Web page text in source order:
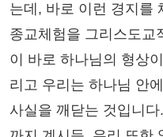
는데, 바로 이런 경지를
종교체험을 그리스도교
이 바로 하나님의 형상
리고 우리는 하나님 안
사실을 깨닫는 것입니